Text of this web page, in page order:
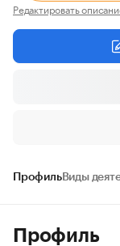
Редактировать
ПрофильВиды
Профиль